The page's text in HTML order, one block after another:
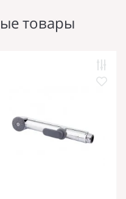
товары